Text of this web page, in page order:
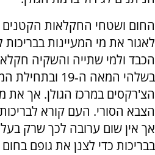
החום ושטחי החקלאות הקטנים
לאגור את מי המעיינות
הכבד ולמי שתייה והשקיה
הצ'רקסים במרכז הגולן. אך את
הצבא הסורי. העם קורא
אך אין שום ערובה לכך שרק
בבריכות כדי לצנן את גופם